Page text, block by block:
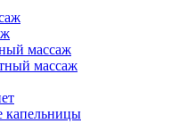
массаж
массаж
капельницы